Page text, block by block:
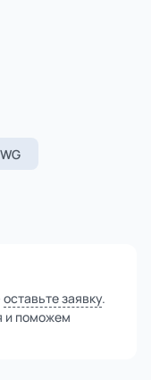
из
воздействия.
у лучших
оставьте заявку.
и поможем